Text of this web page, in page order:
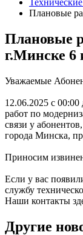
Плановые
Плановые
г.Минске 6
Уважаемые
12.06.2025 с
работ по
связи у
города Минска,
Приносим
Если у вас
службу
Наши контакты
Другие